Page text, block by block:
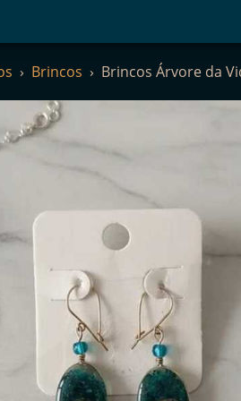
Brincos Brincos Árvore da